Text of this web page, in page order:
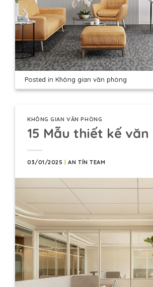
Posted inKhông gian văn phòng
KHÔNG GIAN VĂN PHÒNG
15 Mẫu thiết kế
03/01/2025 |AN TÍN TEAM